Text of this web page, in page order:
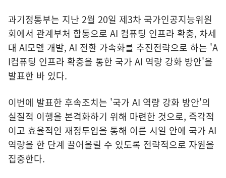
과기정통부는 지난 2월 20일 제3차 국가인공지능위원
회에서 관계부처 합동으로 AI 컴퓨팅 인프라 확충, 차세
대 AI모델 개발, AI 전환 가속화를 추진전략으로 하는 'A
I컴퓨팅 인프라 확충을 통한 국가 AI 역량 강화 방안'을
발표한 바 있다.
이번에 발표한 후속조치는 '국가 AI 역량 강화 방안'의
실질적 이행을 본격화하기 위해 마련한 것으로, 즉각적
이고 효율적인 재정투입을 통해 이른 시일 안에 국가 AI
역량을 한 단계 끌어올릴 수 있도록 전략적으로 자원을
집중한다.